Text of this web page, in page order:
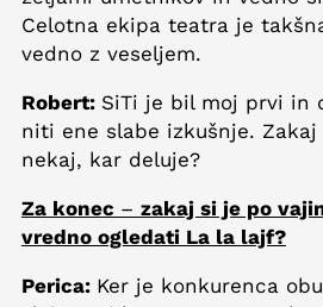
Celotna ekipa teatra je
vedno z veseljem.
Robert: SiTi je bil moj prvi in
niti ene slabe izkušnje.
nekaj, kar deluje?
Za konec – zakaj si je po
vredno ogledati La la lajf?
Perica: Ker je konkurenca